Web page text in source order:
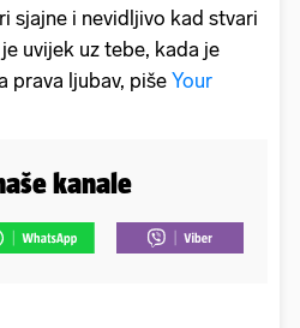
sjajne i nevidljivo kad stvari
uvijek uz tebe, kada je
prava ljubav, piše Your
kanale